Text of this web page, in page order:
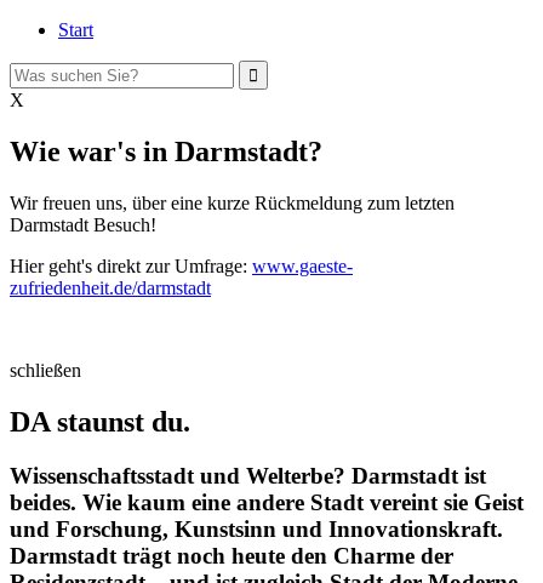
Start
X
Wie war's in Darmstadt?
Wir freuen uns, über eine kurze Rückmeldung zum letzten
Darmstadt Besuch!
Hier geht's direkt zur Umfrage: www.gaeste-
zufriedenheit.de/darmstadt
schließen
DA staunst du.
Wissenschaftsstadt und Welterbe? Darmstadt ist
beides. Wie kaum eine andere Stadt vereint sie Geist
und Forschung, Kunstsinn und Innovationskraft.
Darmstadt trägt noch heute den Charme der